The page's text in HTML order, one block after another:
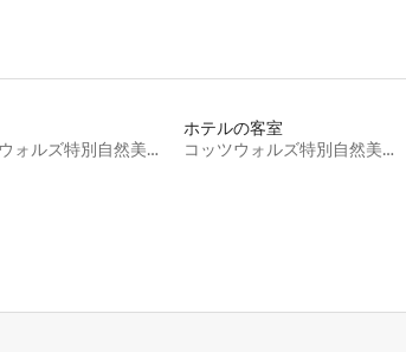
コッツウォルズ特別自然美観地区
ホテルの客室
コッツウォルズ特別自然美観地区